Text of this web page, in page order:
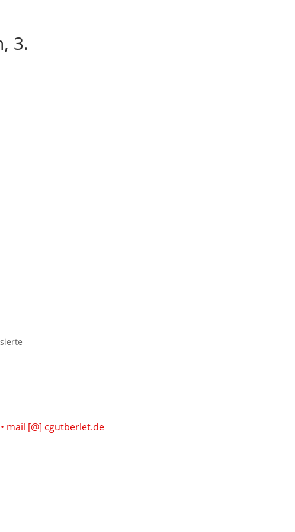
3.
mail [@] cgutberlet.de